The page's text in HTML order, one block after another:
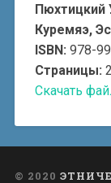
Пюхтицкий
Куремяэ,
ISBN: 978-
Страницы:
Скачать
© 2020